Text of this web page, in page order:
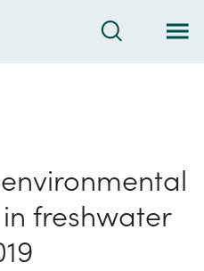
Søk
freshwater